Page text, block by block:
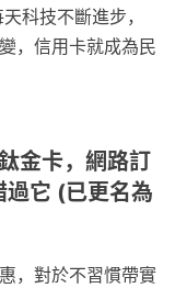
科技不斷進步，
，信用卡就成為民
金卡，網路訂
它 (已更名為
，對於不習慣帶實